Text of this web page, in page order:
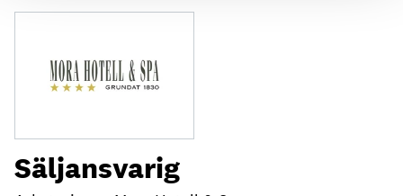
Säljansvarig